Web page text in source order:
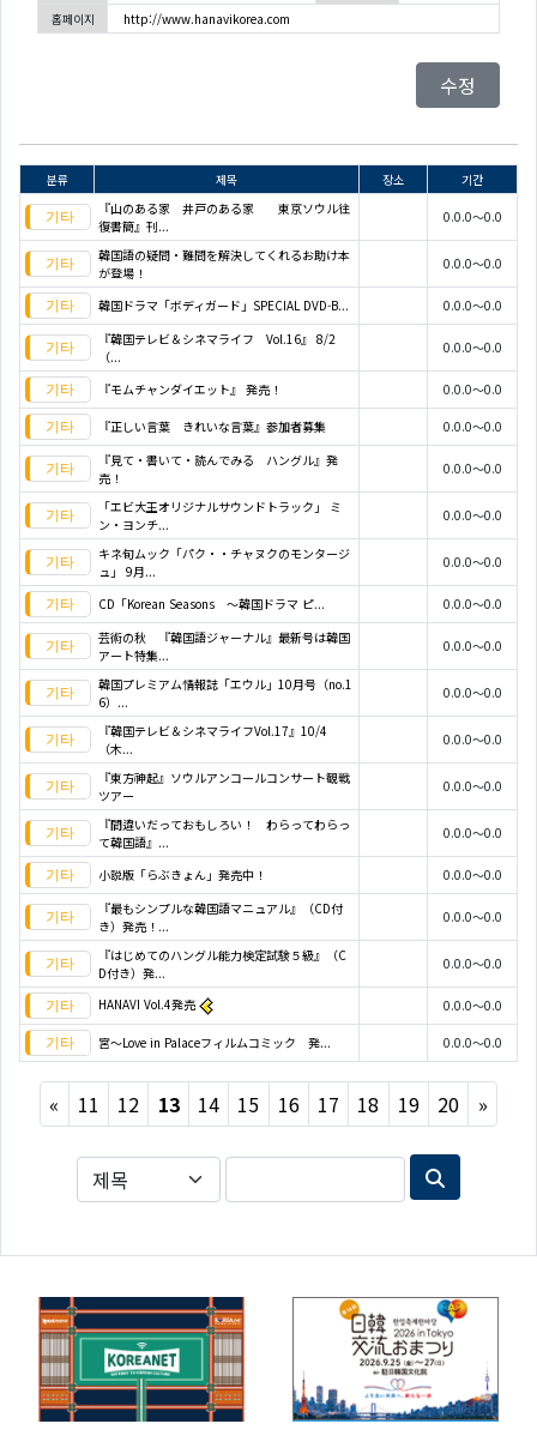
홈페이지
http://www.hanavikorea.com
수정
분류 제목 장소
기간
『山のある家 井戸のある家 東京ソウル往
復書簡』刊...
0.0.0～0.0
韓国語の疑問・難問を解決してくれるお助け本
が登場！
0.0.0～0.0
韓国ドラマ「ボディガード」SPECIAL DVD-B...
0.0.0～0.0
『韓国テレビ＆シネマライフ Vol.16』 8/2
（...
0.0.0～0.0
『モムチャンダイエット』 発売！ 0.0.0～0.0
『正しい言葉 きれいな言葉』参加者募集
0.0.0～0.0
『見て・書いて・読んでみる ハングル』発
売！
0.0.0～0.0
「エビ大王オリジナルサウンドトラック」 ミ
ン・ヨンチ...
0.0.0～0.0
キネ旬ムック「パク・・チャヌクのモンタージ
ュ」 9月...
0.0.0～0.0
CD「Korean Seasons ～韓国ドラマ ピ...
0.0.0～0.0
芸術の秋 『韓国語ジャーナル』最新号は韓国
アート特集...
0.0.0～0.0
韓国プレミアム情報誌「エウル」10月号（no.1
6）...
0.0.0～0.0
『韓国テレビ＆シネマライフVol.17』10/4
（木...
0.0.0～0.0
『東方神起』ソウルアンコールコンサート観戦
ツアー
0.0.0～0.0
『間違いだっておもしろい！ わらってわらっ
て韓国語』...
0.0.0～0.0
小説版「らぶきょん」発売中！
0.0.0～0.0
『最もシンプルな韓国語マニュアル』（CD付
き）発売！...
0.0.0～0.0
『はじめてのハングル能力検定試験５級』（C
D付き）発...
0.0.0～0.0
HANAVI Vol.4発売 0.0.0～0.0
宮～Love in Palaceフィルムコミック 発... 0.0.0～0.0
« Previous
11 12 13 14 15 16 17 18 19 20 »Next